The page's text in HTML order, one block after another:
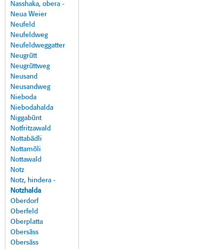
Nasshaka, obera -
Neua Weier
Neufeld
Neufeldweg
Neufeldweggatter
Neugrütt
Neugrüttweg
Neusand
Neusandweg
Nieboda
Niebodahalda
Niggabünt
Notfritzawald
Nottabädli
Nottamöli
Nottawald
Notz
Notz, hindera -
Notzhalda
Oberdorf
Oberfeld
Oberplatta
Obersäss
Obersäss